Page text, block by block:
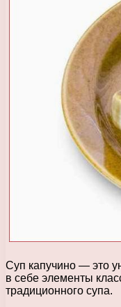
Суп капучино — это
в себе элементы
традиционного супа.